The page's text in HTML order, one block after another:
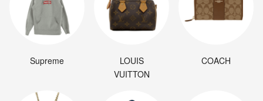
【ブリーチについて】
✅1回目のブリーチでどれだけ色素を抜けるかが勝負です！
*どんなブリーチでも白にはなりません！カラー剤を使って白にしま
Supreme
LOUIS
VUITTON
COACH